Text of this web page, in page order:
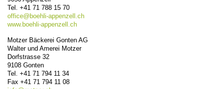
Tel. +41 71 788 15 70
office@ boehli-appenzell.ch
www.boehli-appenzell.ch
Motzer Bäckerei Gonten AG
Walter und Amerei Motzer
Dorfstrasse 32
9108 Gonten
Tel. +41 71 794 11 34
Fax +41 71 794 11 08